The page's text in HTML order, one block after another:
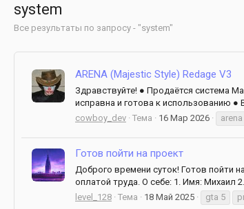
system
Все результаты по запросу - "system"
ARENA (Majestic Style) Redage V3
Здравствуйте! ● Продаётся система
исправна и готова к использованию ●
cowboy_dev Тема 16 Мар 2026 arena
Готов пойти на проект
Доброго времени суток! Готов пойти
оплатой труда. О себе: 1. Имя: Михаил
level_128 Тема 18 Май 2025 gta 5